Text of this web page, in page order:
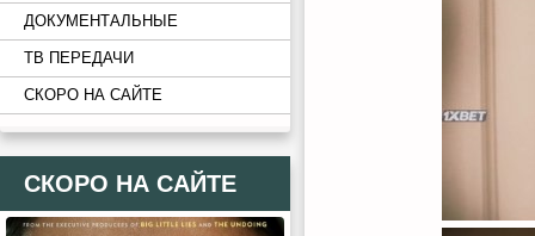
ДОКУМЕНТАЛЬНЫЕ
ТВ ПЕРЕДАЧИ
СКОРО НА САЙТЕ
СКОРО НА САЙТЕ